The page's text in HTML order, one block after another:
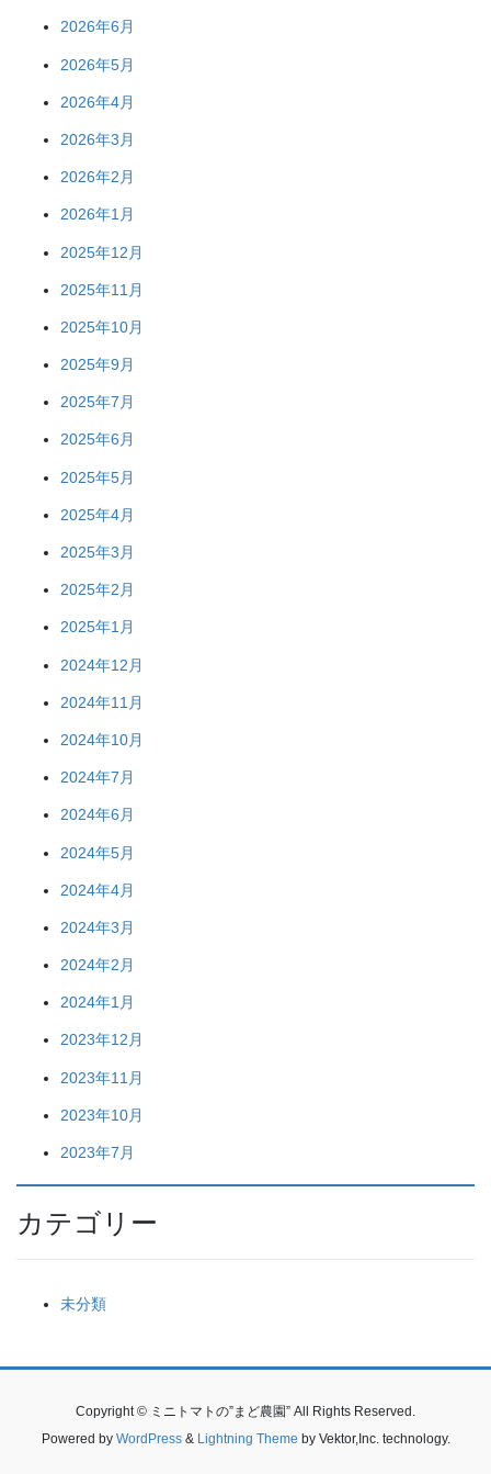
2026年6月
2026年5月
2026年4月
2026年3月
2026年2月
2026年1月
2025年12月
2025年11月
2025年10月
2025年9月
2025年7月
2025年6月
2025年5月
2025年4月
2025年3月
2025年2月
2025年1月
2024年12月
2024年11月
2024年10月
2024年7月
2024年6月
2024年5月
2024年4月
2024年3月
2024年2月
2024年1月
2023年12月
2023年11月
2023年10月
2023年7月
カテゴリー
未分類
Copyright © ミニトマトの”まど農園” All Rights Reserved.
Powered by WordPress& Lightning Theme by Vektor,Inc. technology.